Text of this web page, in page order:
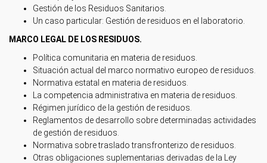
Gestión de los Residuos Sanitarios.
Un caso particular: Gestión de residuos en el laboratorio.
MARCO LEGAL DE LOS RESIDUOS.
Política comunitaria en materia de residuos.
Situación actual del marco normativo europeo de residuos.
Normativa estatal en materia de residuos.
La competencia administrativa en materia de residuos.
Régimen jurídico de la gestión de residuos.
Reglamentos de desarrollo sobre determinadas actividades
de gestión de residuos.
Normativa sobre traslado transfronterizo de residuos.
Otras obligaciones suplementarias derivadas de la Ley